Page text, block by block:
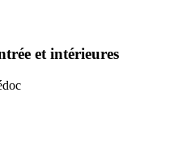
et intérieures